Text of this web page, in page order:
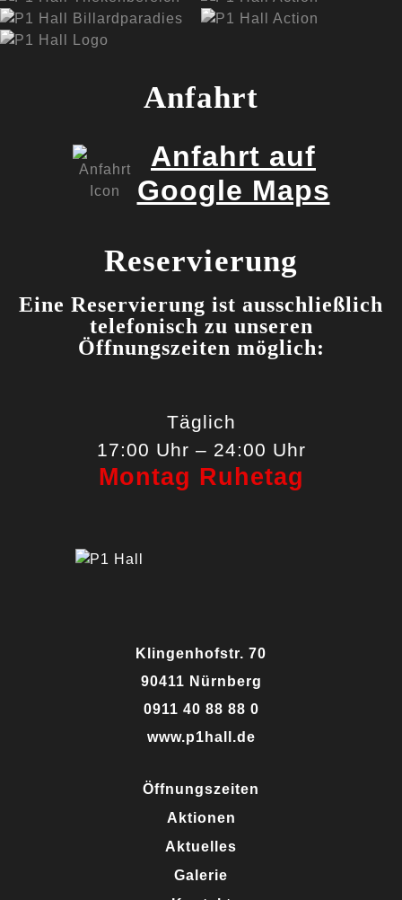
Anfahrt
Anfahrt auf
Google Maps
Reservierung
Eine Reservierung ist ausschließlich
telefonisch zu unseren
Öffnungszeiten möglich:
Täglich
17:00 Uhr – 24:00 Uhr
Montag Ruhetag
Klingenhofstr. 70
90411 Nürnberg
0911 40 88 88 0
www.p1hall.de
Öffnungszeiten
Aktionen
Aktuelles
Galerie